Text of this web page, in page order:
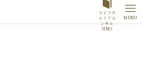
ライフキ
ャリアコ
ンサル
SINO
MENU